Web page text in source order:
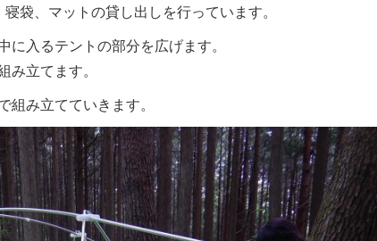
袋、マットの貸し出しを行っています。
に入るテントの部分を広げます。
み立てます。
組み立てていきます。